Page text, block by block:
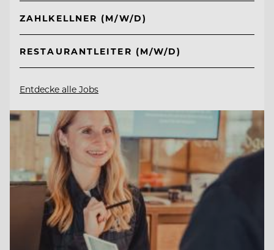
ZAHLKELLNER (M/W/D)
RESTAURANTLEITER (M/W/D)
Entdecke alle Jobs